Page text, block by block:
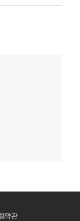
약관